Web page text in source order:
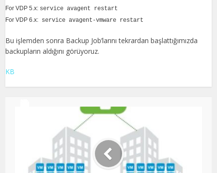
For VDP 5.x: service avagent restart
For VDP 6.x: service avagent-vmware restart
Bu işlemden sonra Backup Job’larını tekrardan başlattığımızda
backupların aldığını görüyoruz.
KB